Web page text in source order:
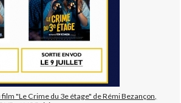
"Le Crime du 3e étage" de Rémi Bezançon,